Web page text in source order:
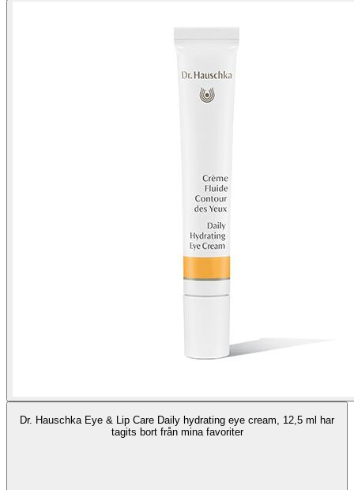
Dr. Hauschka Eye & Lip Care Daily hydrating eye cream, 12,5 ml har
tagits bort från mina favoriter